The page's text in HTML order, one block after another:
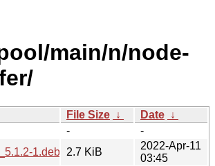
main/n/node-
File Size ↓ Date ↓
-
-
1.debian.tar.xz
2.7 KiB
2022-Apr-11
03:45